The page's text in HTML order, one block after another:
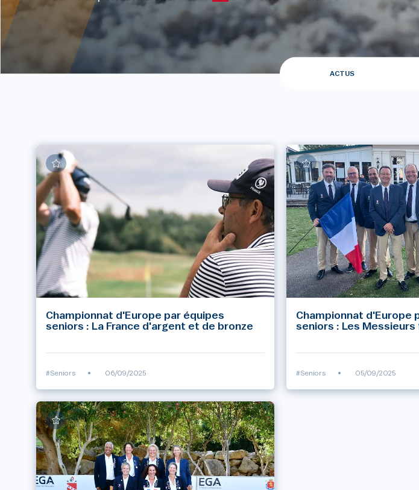
ACTUS
Championnat d'Europe par équipes
seniors : La France d'argent et de bronze
#Seniors • 06/09/2025
Championnat d'Europe
seniors : Les
#Seniors • 05/09/2025